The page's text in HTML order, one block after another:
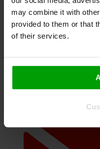
may combine it with
provided to them or that
of their services.